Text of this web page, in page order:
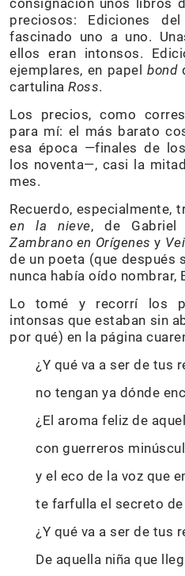
consignación unos libros
preciosos: Ediciones
fascinado uno a uno.
ellos eran intonsos.
ejemplares, en papelbond
cartulina Ross.
Los precios, como
para mí: el más barato
esa época —finales de
los noventa—, casi la
mes.
Recuerdo, especialmente,
en la nieve, de Gabriel
Zambrano en Orígenes y
de un poeta (que después
nunca había oído nombrar,
Lo tomé y recorrí los
intonsas que estaban sin
por qué) en la página
¿Y qué va a ser de tus
no tengan ya dónde
¿El aroma feliz de
con guerreros
y el eco de la voz que
te farfulla el secreto
¿Y qué va a ser de tus
De aquella niña que